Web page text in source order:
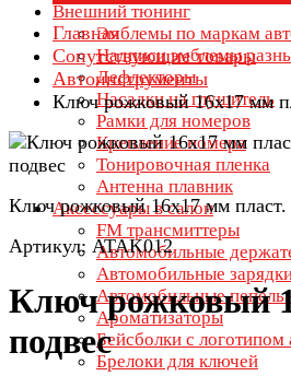
Внешний тюнинг
Эмблемы по маркам
Надписи эмблемы
Дефлекторы
Насадки на глушитель
Рамки для номеров
Крепление номера
Тонировочная пленка
Антенна плавник
Аксессуары в салон
FM трансмиттеры
Автомобильные
Автомобильные
Автомобильные
Ароматизаторы
Бейсболки с логотипом
Брелоки для ключей
Главная
Сопутствующие товары
Автоинструменты
Ключ рожковый 16х17 мм
Ключ рожковый 16х17 мм пласт.
Артикул: ATAK012
Ключ рожковый
подвес